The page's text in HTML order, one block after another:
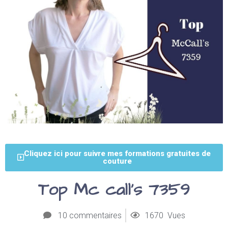
Cliquez ici pour suivre mes formations gratuites de
couture
Top Mc call’s 7359
10 commentaires 1670 Vues